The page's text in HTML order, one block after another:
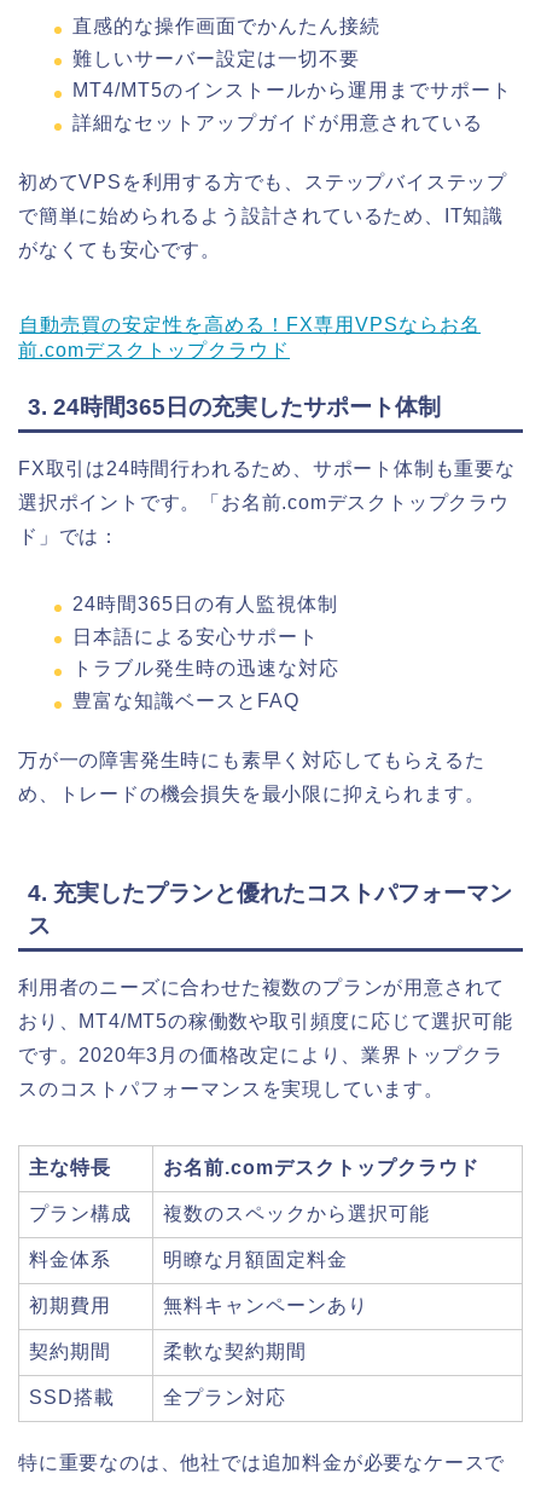
直感的な操作画面でかんたん接続
難しいサーバー設定は一切不要
MT4/MT5のインストールから運用までサポート
詳細なセットアップガイドが用意されている
初めてVPSを利用する方でも、ステップバイステップ
で簡単に始められるよう設計されているため、IT知識
がなくても安心です。
自動売買の安定性を高める！FX専用VPSならお名
前.comデスクトップクラウド
3. 24時間365日の充実したサポート体制
FX取引は24時間行われるため、サポート体制も重要な
選択ポイントです。「お名前.comデスクトップクラウ
ド」では：
24時間365日の有人監視体制
日本語による安心サポート
トラブル発生時の迅速な対応
豊富な知識ベースとFAQ
万が一の障害発生時にも素早く対応してもらえるた
め、トレードの機会損失を最小限に抑えられます。
4. 充実したプランと優れたコストパフォーマン
ス
利用者のニーズに合わせた複数のプランが用意されて
おり、MT4/MT5の稼働数や取引頻度に応じて選択可能
です。2020年3月の価格改定により、業界トップクラ
スのコストパフォーマンスを実現しています。
主な特長 お名前.comデスクトップクラウド
プラン構成 複数のスペックから選択可能
料金体系 明瞭な月額固定料金
初期費用 無料キャンペーンあり
契約期間 柔軟な契約期間
SSD搭載 全プラン対応
特に重要なのは、他社では追加料金が必要なケースで